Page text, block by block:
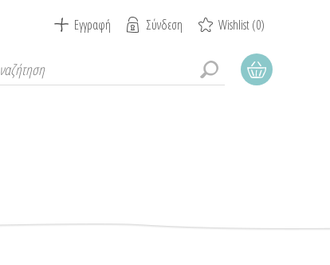
Εγγραφή Σύνδεση Wishlist(0)